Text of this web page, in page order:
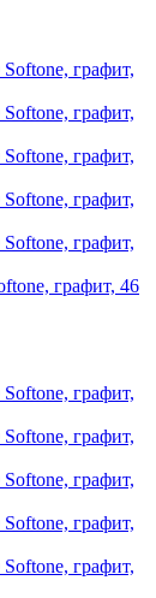
графит, 46